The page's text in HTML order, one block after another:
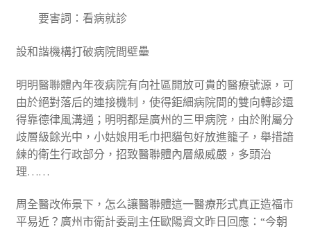
要害詞：看病就診
設和諧機構打破病院間壁壘
明明醫聯體內年夜病院有向社區開放可貴的醫療號源，可
由於絕對落后的連接機制，使得鉅細病院間的雙向轉診還
得靠德律風溝通；明明都是廣州的三甲病院，由於附屬分
歧層級餘光中，小姑娘用毛巾把貓包好放進籠子，舉措諳
練的衛生行政部分，招致醫聯體內層級威嚴，多頭治
理……
周全醫改佈景下，怎么讓醫聯體這一醫療形式真正造福市
平易近？廣州市衛計委副主任歐陽資文昨日回應：“今朝